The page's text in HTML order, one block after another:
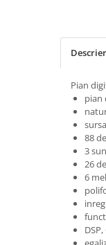
Microfoane pt
Microfoane Ribbon
Microfoane stereo
Microfoane
Microfoane
Stative de microfon
Studio si inregistrari
Accesorii de
Accesorii de rack
Accesorii
Pian
pian
88
3
26
6